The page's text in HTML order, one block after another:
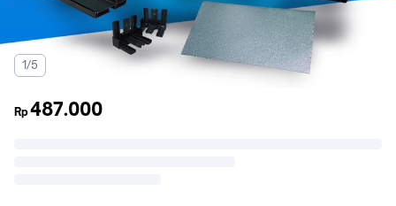
1/5
Rp487.000